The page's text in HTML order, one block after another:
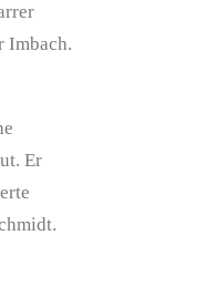
Imbach.
Er